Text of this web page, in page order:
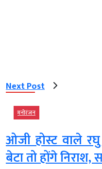
Next Post
मनोरंजन
ओजी होस्ट वाले
बेटा तो होंगे निराश,